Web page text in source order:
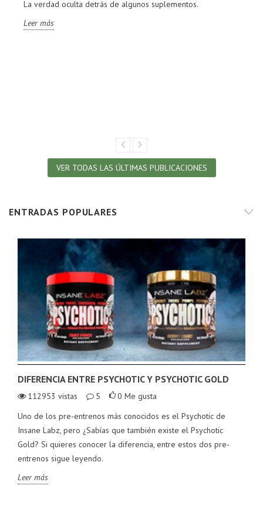
La verdad oculta detrás de algunos suplementos.
Leer más
VER TODAS LAS ÚLTIMAS PUBLICACIONES
ENTRADAS POPULARES
DIFERENCIA ENTRE PSYCHOTIC Y PSYCHOTIC GOLD
112953 vistas 5 0 Me gusta
Uno de los pre-entrenos más conocidos es el Psychotic de
Insane Labz, pero ¿Sabías que también existe el Psychotic
Gold? Si quieres conocer la diferencia, entre estos dos pre-
entrenos sigue leyendo.
Leer más